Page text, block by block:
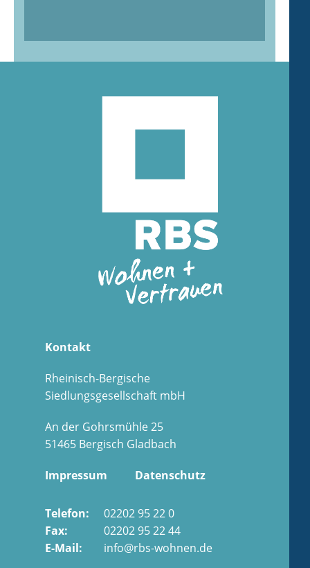
Kontakt
Rheinisch-Bergische
Siedlungsgesellschaft mbH
An der Gohrsmühle 25
51465 Bergisch Gladbach
Impressum Datenschutz
Telefon:
02202 95 22 0
Fax:
02202 95 22 44
E-Mail:
info@rbs-wohnen.de